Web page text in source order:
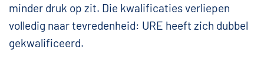
minder druk op zit. Die kwalificaties verliepen
volledig naar tevredenheid: URE heeft zich dubbel
gekwalificeerd.